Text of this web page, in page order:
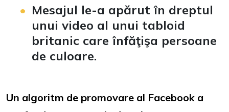
Mesajul le-a apărut în dreptul
unui video al unui tabloid
britanic care înfăţişa persoane
de culoare.
Un algoritm de promovare al Facebook a